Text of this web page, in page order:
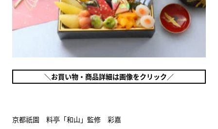
＼お買い物・商品詳細は画像をクリック／
京都祇園 料亭「和山」監修 彩嘉